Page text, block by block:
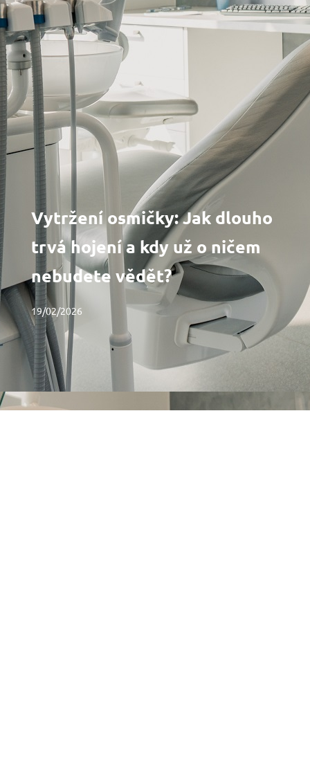
Vytržení osmičky: Jak dlouho
trvá hojení a kdy už o ničem
nebudete vědět?
19/02/2026